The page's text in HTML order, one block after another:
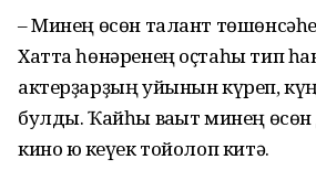
– Минең өсөн талант төшөнсәһе
Хатта һөнәренең оҫтаһы тип
актерҙарҙың уйынын күреп,
булды. Ҡайһы ваҡыт минең
кино юҡ кеүек тойолоп китә.